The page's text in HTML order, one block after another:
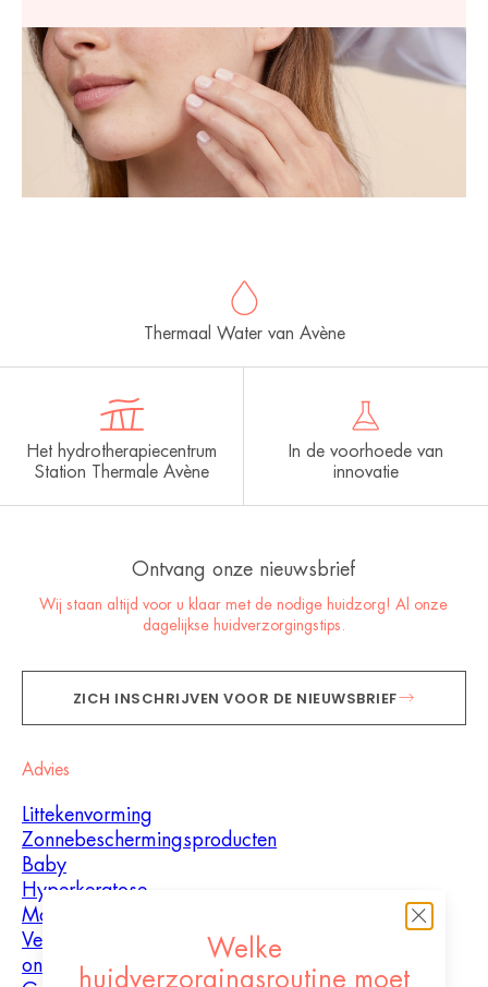
Welke
huidverzorgingsroutine moet
Thermaal Water van Avène
Het hydrotherapiecentrum
Station Thermale Avène
In de voorhoede van
innovatie
Ontvang onze nieuwsbrief
Wij staan altijd voor u klaar met de nodige huidzorg! Al onze
dagelijkse huidverzorgingstips.
ZICH INSCHRIJVEN VOOR DE NIEUWSBRIEF
Advies
Littekenvorming
Zonnebeschermingsproducten
Baby
Hyperkeratose
Mannen
Vette huid met
oneffenheden